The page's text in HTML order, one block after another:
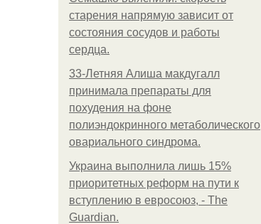
старения напрямую зависит от
состояния сосудов и работы
сердца.
33-Летняя Алиша макдугалл
принимала препараты для
похудения на фоне
полиэндокринного метаболического
овариального синдрома.
Украина выполнила лишь 15%
приоритетных реформ на пути к
вступлению в евросоюз, - The
Guardian.